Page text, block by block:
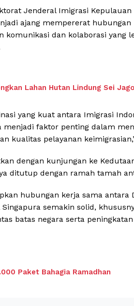
Jenderal Imigrasi
ajang mempererat
komunikasi dan kolaborasi yang
Lahan Hutan Lindung Sei
yang kuat antara Imigrasi
menjadi faktor penting dalam
kualitas pelayanan
dengan kunjungan ke
ditutup dengan ramah tamah
hubungan kerja sama antara
semakin solid,
batas negara serta
Paket Bahagia Ramadhan